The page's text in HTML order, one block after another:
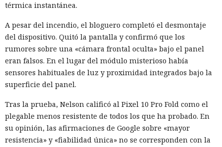
térmica instantánea.
A pesar del incendio, el bloguero completó el desmontaje
del dispositivo. Quitó la pantalla y confirmó que los
rumores sobre una «cámara frontal oculta» bajo el panel
eran falsos. En el lugar del módulo misterioso había
sensores habituales de luz y proximidad integrados bajo la
superficie del panel.
Tras la prueba, Nelson calificó al Pixel 10 Pro Fold como el
plegable menos resistente de todos los que ha probado. En
su opinión, las afirmaciones de Google sobre «mayor
resistencia» y «fiabilidad única» no se corresponden con la